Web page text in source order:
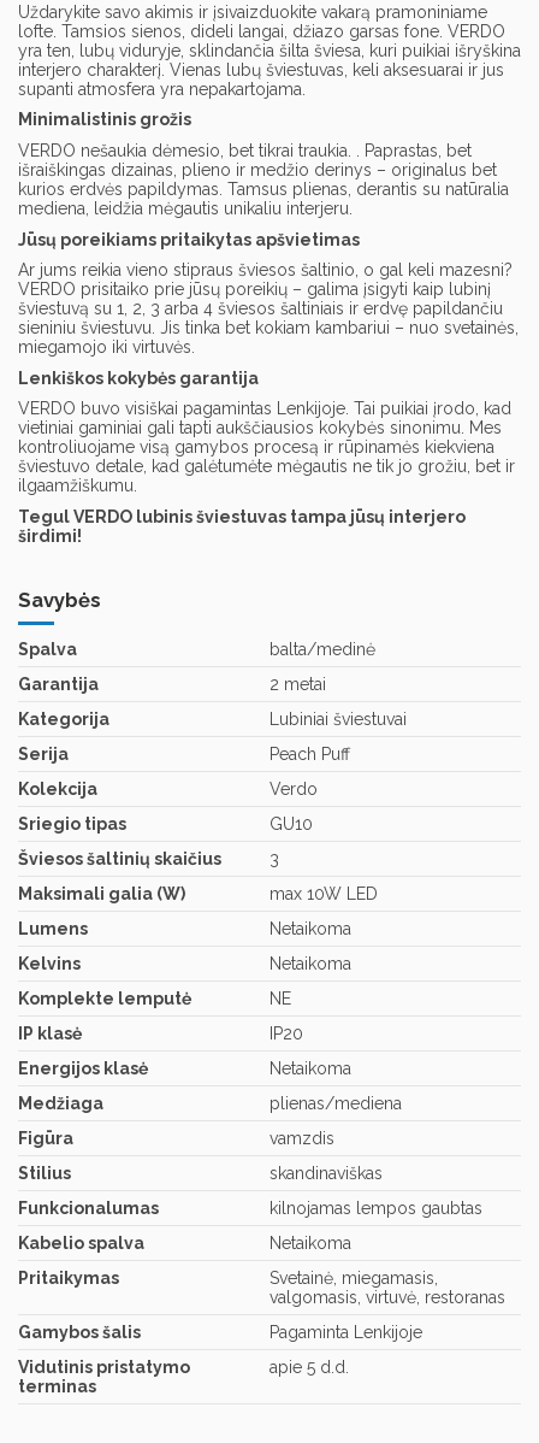
Uždarykite savo akimis ir įsivaizduokite vakarą pramoniniame
lofte. Tamsios sienos, dideli langai, džiazo garsas fone. VERDO
yra ten, lubų viduryje, sklindančia šilta šviesa, kuri puikiai išryškina
interjero charakterį. Vienas lubų šviestuvas, keli aksesuarai ir jus
supanti atmosfera yra nepakartojama.
Minimalistinis grožis
VERDO nešaukia dėmesio, bet tikrai traukia. . Paprastas, bet
išraiškingas dizainas, plieno ir medžio derinys – originalus bet
kurios erdvės papildymas. Tamsus plienas, derantis su natūralia
mediena, leidžia mėgautis unikaliu interjeru.
Jūsų poreikiams pritaikytas apšvietimas
Ar jums reikia vieno stipraus šviesos šaltinio, o gal keli mazesni?
VERDO prisitaiko prie jūsų poreikių – galima įsigyti kaip lubinį
šviestuvą su 1, 2, 3 arba 4 šviesos šaltiniais ir erdvę papildančiu
sieniniu šviestuvu. Jis tinka bet kokiam kambariui – nuo ​​svetainės,
miegamojo iki virtuvės.
Lenkiškos kokybės garantija
VERDO buvo visiškai pagamintas Lenkijoje. Tai puikiai įrodo, kad
vietiniai gaminiai gali tapti aukščiausios kokybės sinonimu. Mes
kontroliuojame visą gamybos procesą ir rūpinamės kiekviena
šviestuvo detale, kad galėtumėte mėgautis ne tik jo grožiu, bet ir
ilgaamžiškumu.
Tegul VERDO lubinis šviestuvas tampa jūsų interjero
širdimi!
Savybės
Spalva
balta/medinė
Garantija
2 metai
Kategorija
Lubiniai šviestuvai
Serija
Peach Puff
Kolekcija
Verdo
Sriegio tipas
GU10
Šviesos šaltinių skaičius
3
Maksimali galia (W)
max 10W LED
Lumens
Netaikoma
Kelvins
Netaikoma
Komplekte lemputė
NE
IP klasė
IP20
Energijos klasė
Netaikoma
Medžiaga
plienas/mediena
Figūra
vamzdis
Stilius
skandinaviškas
Funkcionalumas
kilnojamas lempos gaubtas
Kabelio spalva
Netaikoma
Pritaikymas
Svetainė, miegamasis,
valgomasis, virtuvė, restoranas
Gamybos šalis
Pagaminta Lenkijoje
Vidutinis pristatymo
terminas
apie 5 d.d.